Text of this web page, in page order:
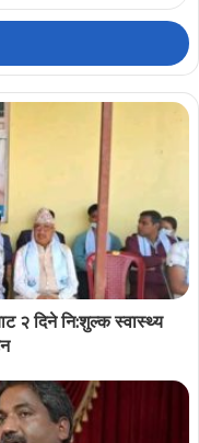
२ दिने नि:शुल्क स्वास्थ्य